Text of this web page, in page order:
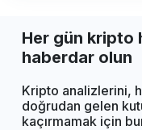
Her gün kripto
haberdar olun
Kripto analizlerini,
doğrudan gelen
kaçırmamak için